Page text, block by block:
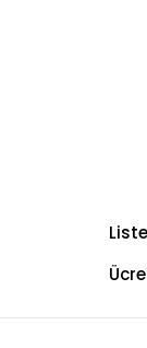
t
Liste